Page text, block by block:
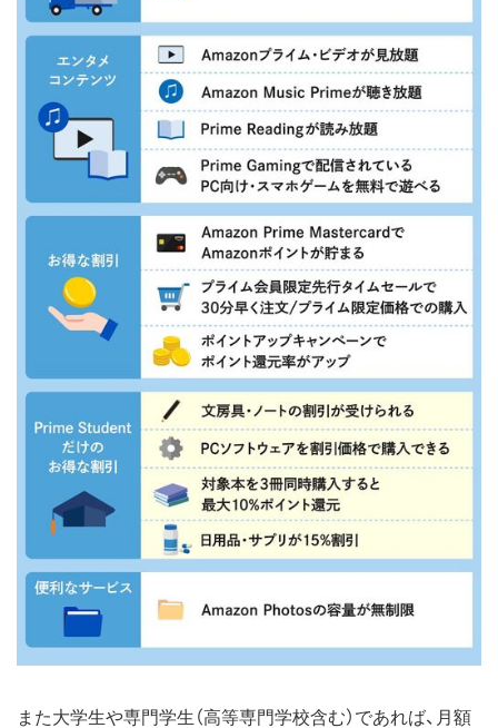
また大学生や専門学生（高等専門学校含む）であれば、月額